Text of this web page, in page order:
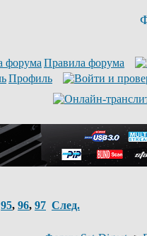
Правила форума
Профиль
95, 96, 97 След.